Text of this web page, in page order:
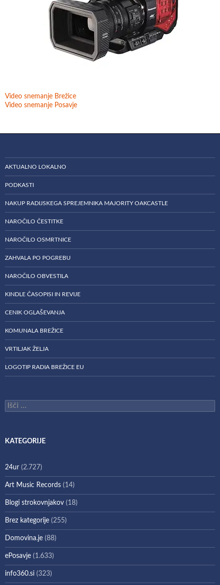
Video snemanje Brežice
Video snemanje Posavje
AKTUALNO LOKALNO
PODKASTI
NAKUP RADIJSKEGA SPREJEMNIKA MAJORITY OAKCASTLE
NAROČILO ČESTITKE
NAROČILO OSMRTNICE
ZAHVALA PO POGREBU
NAROČILO OBVESTILA
KINDLE ČASOPISI IN REVIJE
CENIK OGLAŠEVANJA
KOMUNALA BREŽICE
VRTILJAK ŽELJA
LOGOTIP RADIA BREŽICE EU
Išči:
KATEGORIJE
24ur (2.727)
Art Music Records (14)
Blogi strokovnjakov (18)
Brez kategorije (255)
Domovina.je (88)
ePosavje (1.633)
info360.si (323)